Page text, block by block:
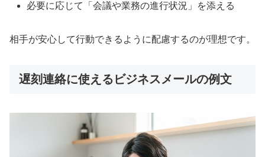
必要に応じて「会議や業務の進行状況」を添える
相手が安心して行動できるように配慮するのが理想です。
遅刻連絡に使えるビジネスメールの例文